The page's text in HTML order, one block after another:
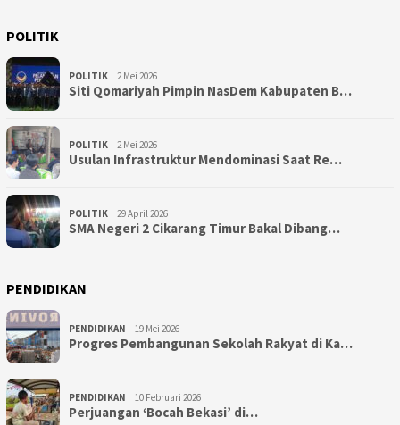
POLITIK
POLITIK 2 Mei 2026
Siti Qomariyah Pimpin NasDem Kabupaten B…
POLITIK 2 Mei 2026
Usulan Infrastruktur Mendominasi Saat Re…
POLITIK 29 April 2026
SMA Negeri 2 Cikarang Timur Bakal Dibang…
PENDIDIKAN
PENDIDIKAN 19 Mei 2026
Progres Pembangunan Sekolah Rakyat di Ka…
PENDIDIKAN 10 Februari 2026
Perjuangan ‘Bocah Bekasi’ di…